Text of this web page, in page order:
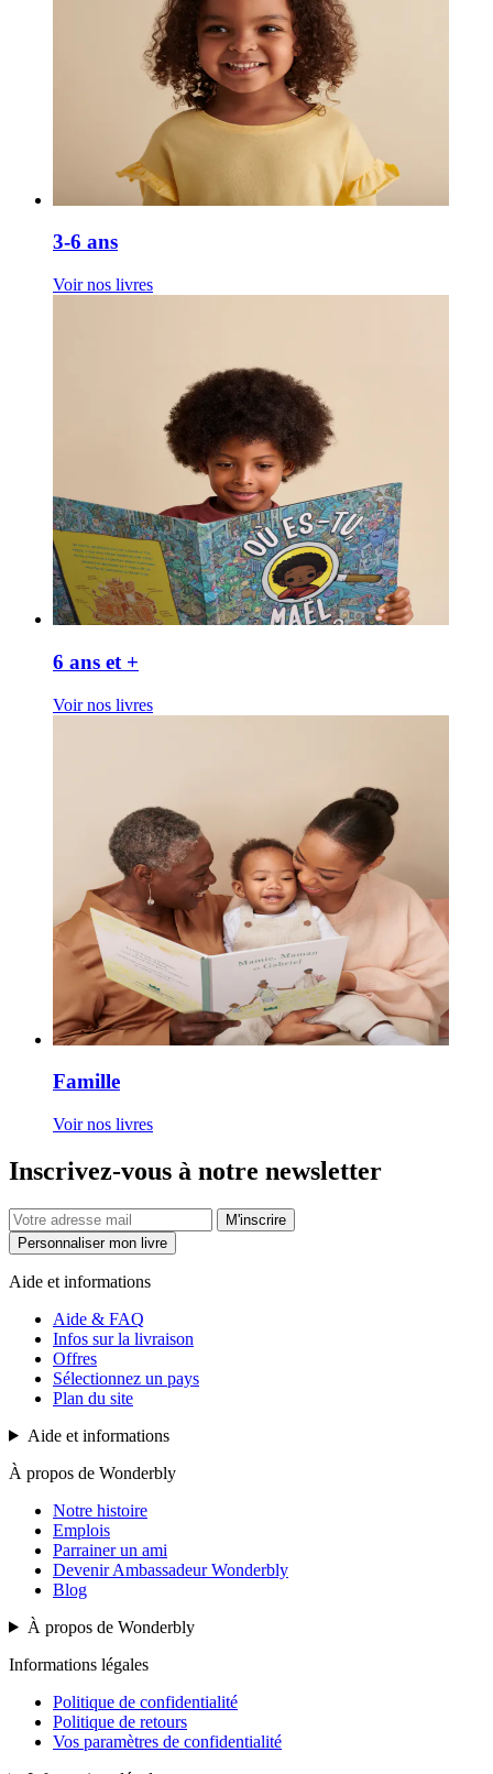
3-6 ans
Voir nos livres
6 ans et +
Voir nos livres
Famille
Voir nos livres
Inscrivez-vous à notre newsletter
M'inscrire
Personnaliser mon livre
Aide et informations
Aide & FAQ
Infos sur la livraison
Offres
Sélectionnez un pays
Plan du site
Aide et informations
À propos de Wonderbly
Notre histoire
Emplois
Parrainer un ami
Devenir Ambassadeur Wonderbly
Blog
À propos de Wonderbly
Informations légales
Politique de confidentialité
Politique de retours
Vos paramètres de confidentialité